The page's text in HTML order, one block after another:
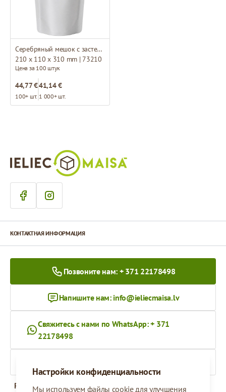
Серебряный мешок с застежкой зип-лок
210 x 110 x 310 mm | 73210
Цена за 100 штук
44,77 €
100+ шт.
41,14 €
1 000+ шт.
Настройки конфиденциальности
Мы используем файлы cookie для улучшения
КОНТАКТНАЯ ИНФОРМАЦИЯ
Позвоните нам: + 371 22178498
Напишите нам: info@ieliecmaisa.lv
Свяжитесь с нами по WhatsApp: + 371
22178498
Рабочее время